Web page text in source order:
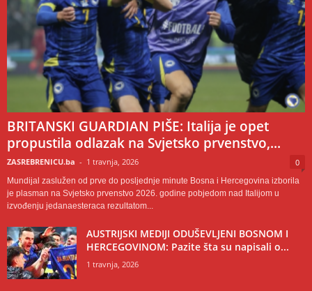
BRITANSKI GUARDIAN PIŠE: Italija je opet
propustila odlazak na Svjetsko prvenstvo,...
ZASREBRENICU.ba - 1 travnja, 2026 0
Mundijal zaslužen od prve do posljednje minute Bosna i Hercegovina izborila
je plasman na Svjetsko prvenstvo 2026. godine pobjedom nad Italijom u
izvođenju jedanaesteraca rezultatom...
AUSTRIJSKI MEDIJI ODUŠEVLJENI BOSNOM I
HERCEGOVINOM: Pazite šta su napisali o...
1 travnja, 2026